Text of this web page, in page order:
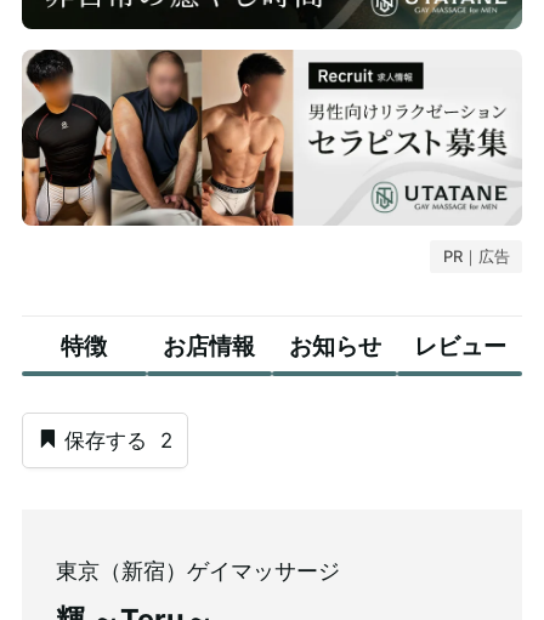
PR｜広告
特徴 お店情報 お知らせ レビュー
保存する 2
東京（新宿）ゲイマッサージ